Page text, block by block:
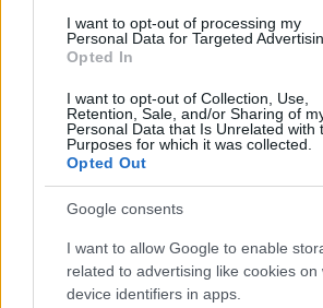
I want to opt-out of processing my
Personal Data for Targeted
Opted In
I want to opt-out of Collection, Use,
Retention, Sale, and/or Sharing of
Personal Data that Is Unrelated with
Purposes for which it was collected.
Opted Out
Google consents
I want to allow Google to enable
related to advertising like cookies on
device identifiers in apps.
345 356 7512
Ricevi le nostre
daGoogle News
Condividi l'articolo